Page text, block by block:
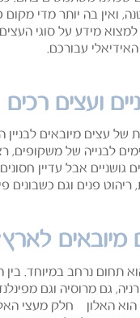
ואין בה יותר מדי
למצוא מידע על סוגי
עבורכם.
ועצים רכים
של עצים מיובאים לבניין
לבנייה של משקופים,
גושניים אבל עדיין
ריהוט פנים וגם כשבונים
מיובאים
הוא תחום נרחב במיוחד.
גם מרוסיה וגם
האלון – חלק מעצי